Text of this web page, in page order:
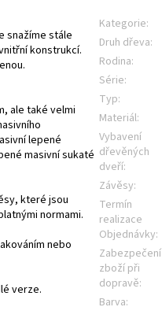
snažíme stále
konstrukcí.
ale také velmi
lepené
masivní sukaté
které jsou
normami.
nebo
verze.
Kategorie:
Druh dřeva:
Rodina:
Série:
Typ:
Materiál:
Vybavení
dřevěných
dveří:
Závěsy:
Termín
realizace
Objednávky:
Zabezpečení
zboží při
dopravě:
Barva: